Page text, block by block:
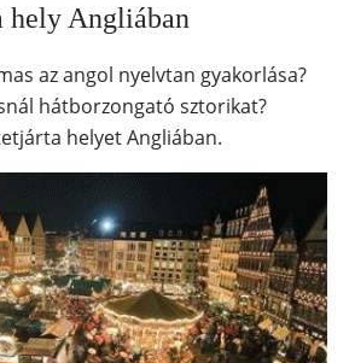
hely Angliában
az angol nyelvtan gyakorlása?
hátborzongató sztorikat?
helyet Angliában.